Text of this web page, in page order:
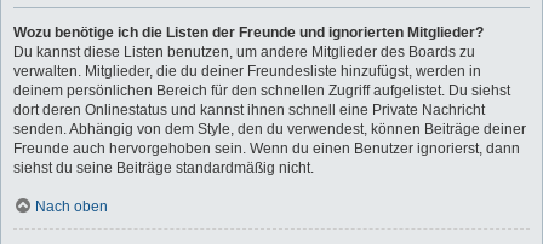
Wozu benötige ich die Listen der Freunde und ignorierten Mitglieder?
Du kannst diese Listen benutzen, um andere Mitglieder des Boards zu
verwalten. Mitglieder, die du deiner Freundesliste hinzufügst, werden in
deinem persönlichen Bereich für den schnellen Zugriff aufgelistet. Du siehst
dort deren Onlinestatus und kannst ihnen schnell eine Private Nachricht
senden. Abhängig von dem Style, den du verwendest, können Beiträge deiner
Freunde auch hervorgehoben sein. Wenn du einen Benutzer ignorierst, dann
siehst du seine Beiträge standardmäßig nicht.
Nach oben